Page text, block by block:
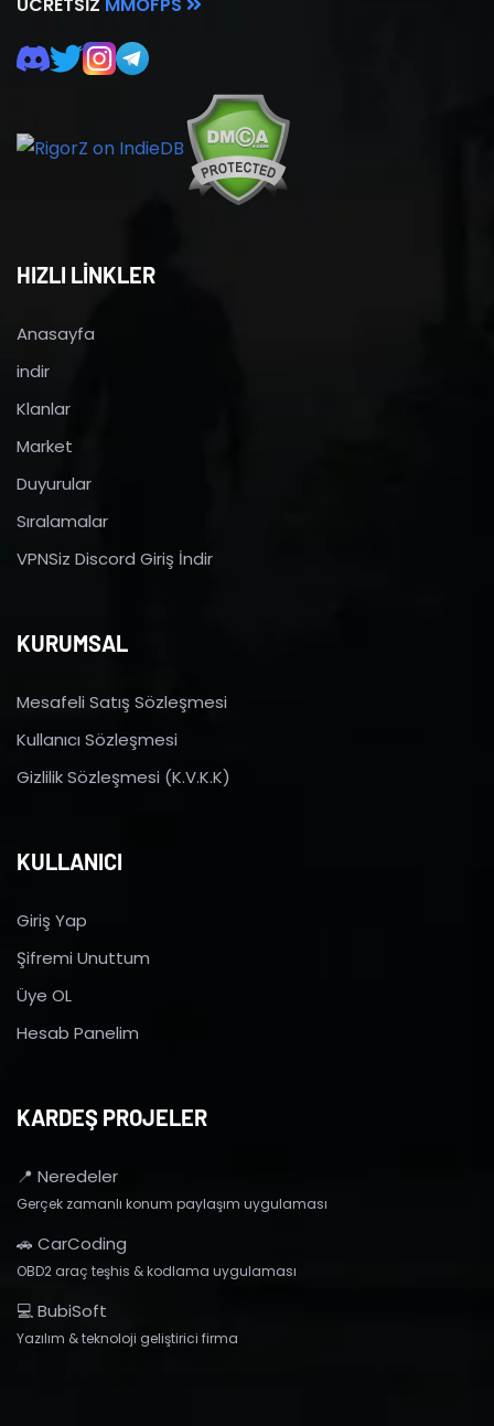
HIZLI LİNKLER
Anasayfa
indir
Klanlar
Market
Duyurular
Sıralamalar
VPNSiz Discord Giriş İndir
KURUMSAL
Mesafeli Satış Sözleşmesi
Kullanıcı Sözleşmesi
Gizlilik Sözleşmesi (K.V.K.K)
KULLANICI
Giriş Yap
Şifremi Unuttum
Üye OL
Hesab Panelim
KARDEŞ PROJELER
📍 Neredeler
Gerçek zamanlı konum paylaşım uygulaması
🚗 CarCoding
OBD2 araç teşhis & kodlama uygulaması
💻 BubiSoft
Yazılım & teknoloji geliştirici firma